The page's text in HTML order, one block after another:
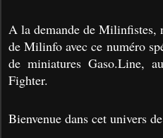
A la demande de Milinfistes,
de Milinfo avec ce numéro
de miniatures Gaso.Line,
Fighter.
Bienvenue dans cet univers